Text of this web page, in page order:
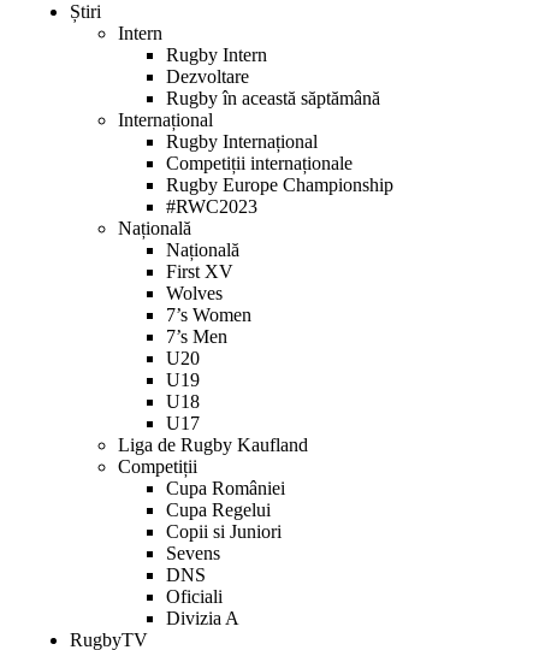
Știri
Intern
Rugby Intern
Dezvoltare
Rugby în această săptămână
Internațional
Rugby Internațional
Competiții internaționale
Rugby Europe Championship
#RWC2023
Națională
Națională
First XV
Wolves
7’s Women
7’s Men
U20
U19
U18
U17
Liga de Rugby Kaufland
Competiții
Cupa României
Cupa Regelui
Copii si Juniori
Sevens
DNS
Oficiali
Divizia A
RugbyTV